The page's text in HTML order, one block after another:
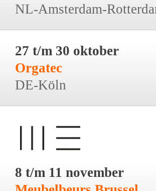
NL-Amsterdam-
27 t/m 30 oktober
Orgatec
DE-Köln
8 t/m 11 november